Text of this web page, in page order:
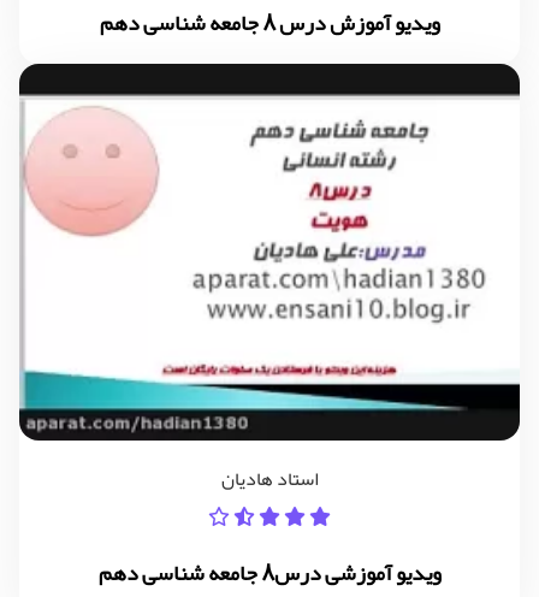
ویدیو آموزش درس 8 جامعه شناسی دهم
استاد هادیان
ویدیو آموزشی درس8 جامعه شناسی دهم